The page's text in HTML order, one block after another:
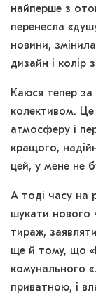
найперше з
перенесла
новини,
дизайн і колір
Каюся тепер
колективом.
атмосферу і
кращого,
цей, у мене не
А тоді часу на
шукати нового
тираж,
ще й тому, що
комунального
приватною, і